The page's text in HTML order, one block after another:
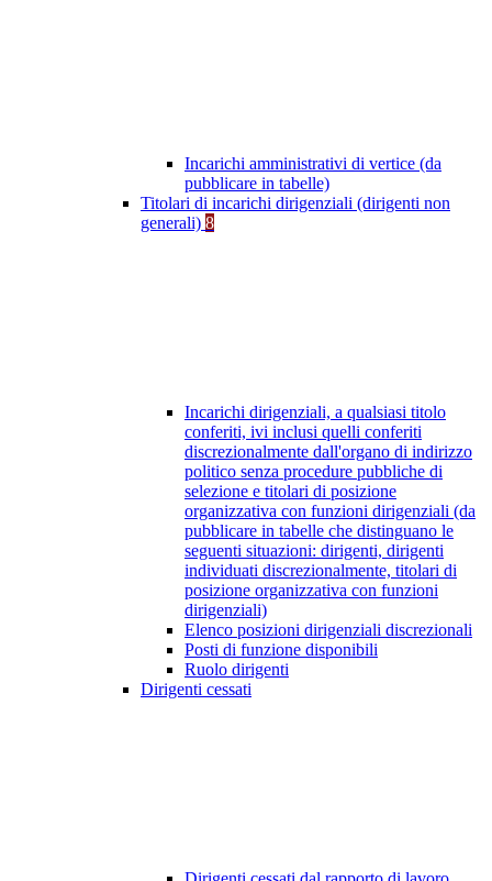
Incarichi amministrativi di vertice (da
pubblicare in tabelle)
Titolari di incarichi dirigenziali (dirigenti non
generali) 8
Incarichi dirigenziali, a qualsiasi titolo
conferiti, ivi inclusi quelli conferiti
discrezionalmente dall'organo di indirizzo
politico senza procedure pubbliche di
selezione e titolari di posizione
organizzativa con funzioni dirigenziali (da
pubblicare in tabelle che distinguano le
seguenti situazioni: dirigenti, dirigenti
individuati discrezionalmente, titolari di
posizione organizzativa con funzioni
dirigenziali)
Elenco posizioni dirigenziali discrezionali
Posti di funzione disponibili
Ruolo dirigenti
Dirigenti cessati